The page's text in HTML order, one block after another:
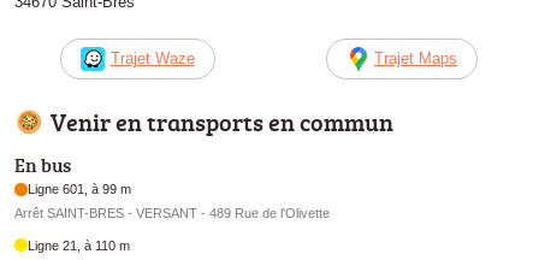
Trajet Waze Trajet Maps
Venir en transports en commun
En bus
Ligne 601, à 99 m
Arrêt SAINT-BRES - VERSANT - 489 Rue de l'Olivette
Ligne 21, à 110 m